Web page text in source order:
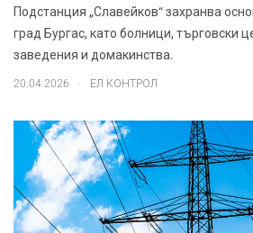
Подстанция „Славейков“ захранва
град Бургас, като болници, търговски
заведения и домакинства.
20.04.2026 . ЕЛ КОНТРОЛ